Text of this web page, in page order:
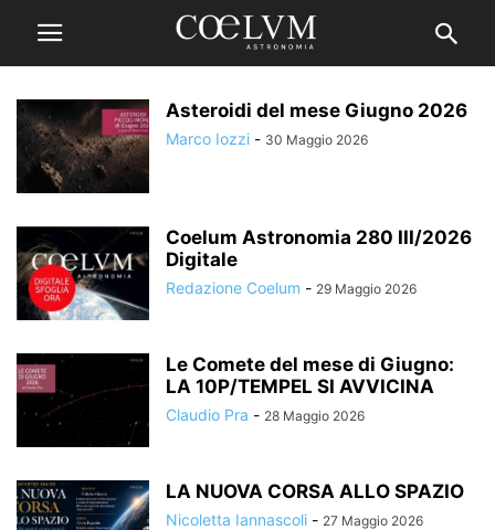
Asteroidi del mese Giugno 2026
Marco Iozzi - 30 Maggio 2026
Coelum Astronomia 280 III/2026
Digitale
Redazione Coelum - 29 Maggio 2026
Le Comete del mese di Giugno:
LA 10P/TEMPEL SI AVVICINA
Claudio Pra - 28 Maggio 2026
LA NUOVA CORSA ALLO SPAZIO
Nicoletta Iannascoli - 27 Maggio 2026